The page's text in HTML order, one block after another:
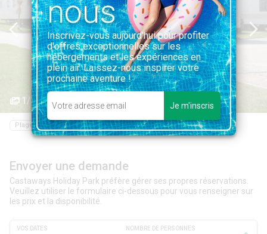
1/3
Plage Restaurant Bar Epicerie Navigazione Piscine
Envoyer une demande
Castaways Holiday Park préfère gérer ses propres réservations.
Veuillez utiliser le formulaire ci-dessous pour vous renseigner sur
les prix et la disponibilité.
VOS DATES NOMBRE DE PERSONNES
nous
Inscrivez-vous aujourd'hui pour profiter
d'offres exceptionnelles sur les
hébergements et les expériences en
plein air. Laissez-nous inspirer votre
prochaine aventure !
Je m'inscris